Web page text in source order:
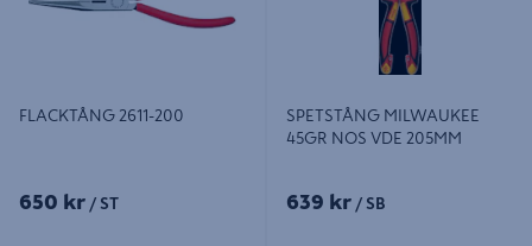
FLACKTÅNG 2611-200
650 kr / ST
SPETSTÅNG MILWAUKEE
45GR NOS VDE 205MM
639 kr / SB